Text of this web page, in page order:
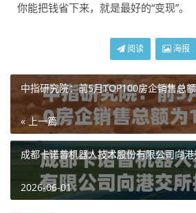
你能把钱省下来，就是最好的“变现”。
阅读 海报
中指研究院：前5月TOP100房企销售总
« 上一篇
成都卡诺普机器人技术股份有限公司向
2026-06-01